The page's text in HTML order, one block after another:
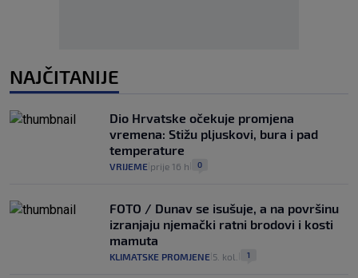
NAJČITANIJE
Dio Hrvatske očekuje promjena
vremena: Stižu pljuskovi, bura i pad
temperature
VRIJEME prije 16 h 0
FOTO / Dunav se isušuje, a na površinu
izranjaju njemački ratni brodovi i kosti
mamuta
KLIMATSKE PROMJENE 5. kol. 1